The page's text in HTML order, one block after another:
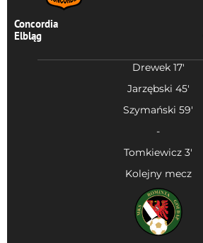
Concordia
Elbląg
Drewek 17'
Jarzębski 45'
Szymański 59'
-
Tomkiewicz 3'
Kolejny mecz